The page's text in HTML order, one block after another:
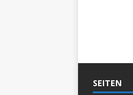
SEITEN